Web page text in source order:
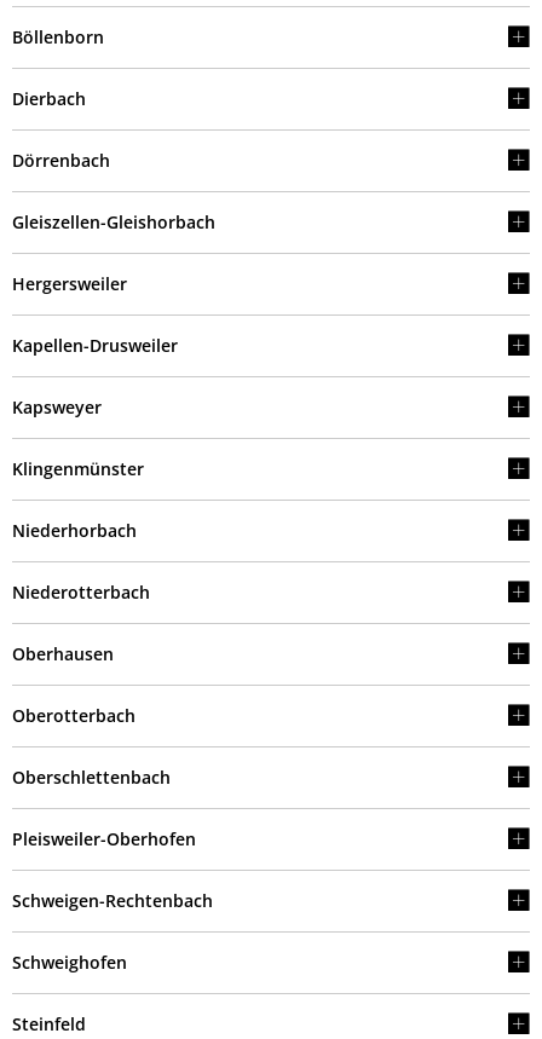
Böllenborn
Dierbach
Dörrenbach
Gleiszellen-Gleishorbach
Hergersweiler
Kapellen-Drusweiler
Kapsweyer
Klingenmünster
Niederhorbach
Niederotterbach
Oberhausen
Oberotterbach
Oberschlettenbach
Pleisweiler-Oberhofen
Schweigen-Rechtenbach
Schweighofen
Steinfeld